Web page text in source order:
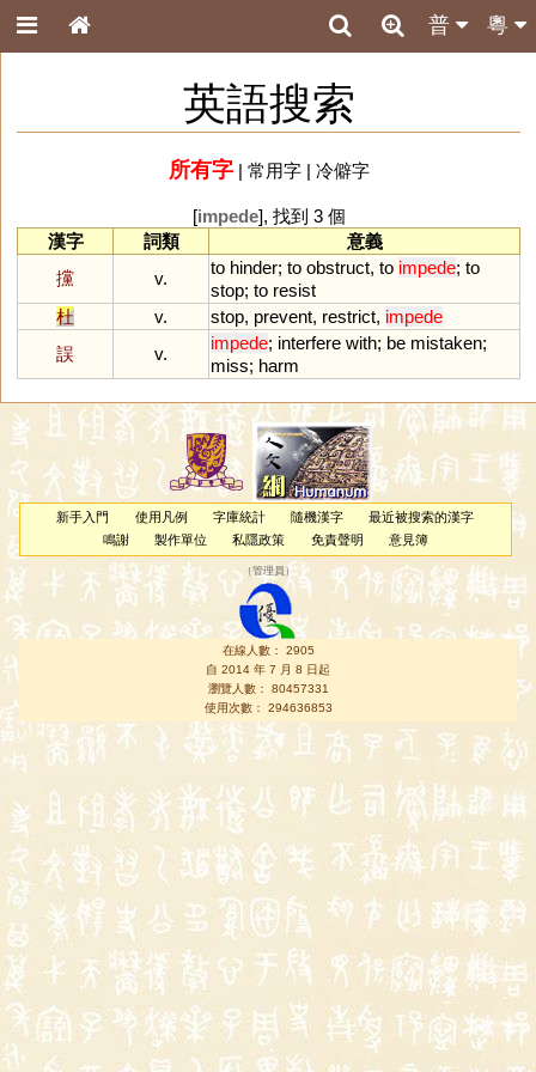
粵
普
英語搜索
所有字| 常用字| 冷僻字
[impede], 找到 3 個
漢字
詞類
意義
攩
v.
to hinder; to obstruct, to impede; to
stop; to resist
杜
v. stop, prevent, restrict, impede
誤
v.
impede; interfere with; be mistaken;
miss; harm
新手入門 使用凡例 字庫統計 隨機漢字
最近被搜索的漢字
鳴謝
製作單位 私隱政策 免責聲明 意見簿
（管理員 ）
在線人數： 2905
自 2014 年 7 月 8 日起
瀏覽人數： 80457331
使用次數： 294636853